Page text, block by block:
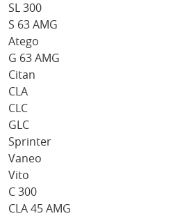
SL 300
S 63 AMG
Atego
G 63 AMG
Citan
CLA
CLC
GLC
Sprinter
Vaneo
Vito
C 300
CLA 45 AMG